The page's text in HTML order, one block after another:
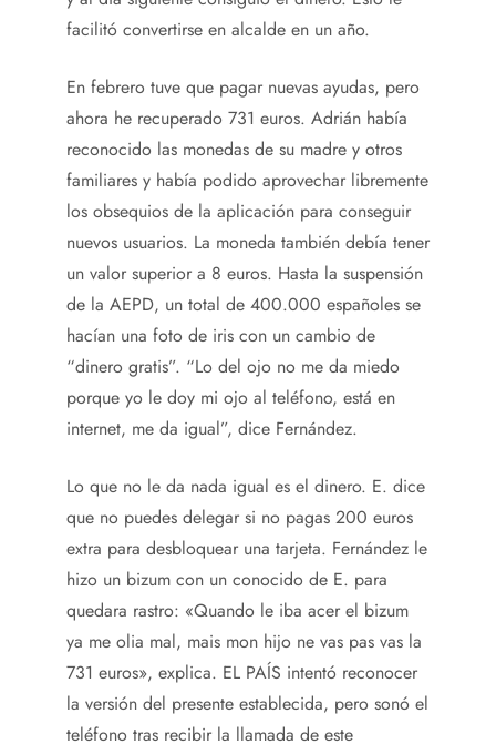
facilitó convertirse en alcalde en un año.
En febrero tuve que pagar nuevas ayudas, pero
ahora he recuperado 731 euros. Adrián había
reconocido las monedas de su madre y otros
familiares y había podido aprovechar libremente
los obsequios de la aplicación para conseguir
nuevos usuarios. La moneda también debía tener
un valor superior a 8 euros. Hasta la suspensión
de la AEPD, un total de 400.000 españoles se
hacían una foto de iris con un cambio de
“dinero gratis”. “Lo del ojo no me da miedo
porque yo le doy mi ojo al teléfono, está en
internet, me da igual”, dice Fernández.
Lo que no le da nada igual es el dinero. E. dice
que no puedes delegar si no pagas 200 euros
extra para desbloquear una tarjeta. Fernández le
hizo un bizum con un conocido de E. para
quedara rastro: «Quando le iba acer el bizum
ya me olia mal, mais mon hijo ne vas pas vas la
731 euros», explica. EL PAÍS intentó reconocer
la versión del presente establecida, pero sonó el
teléfono tras recibir la llamada de este